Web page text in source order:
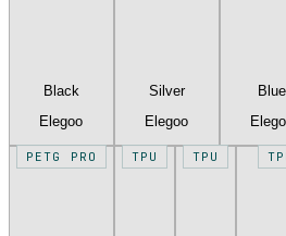
Black
Elegoo
Silver
Elegoo
Blue
PETG PRO TPU TPU